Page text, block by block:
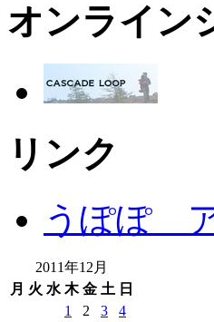
オンライン
リンク
うぽぽ
2011年12月
月 火 水 木 金 土 日
1
2 3
4